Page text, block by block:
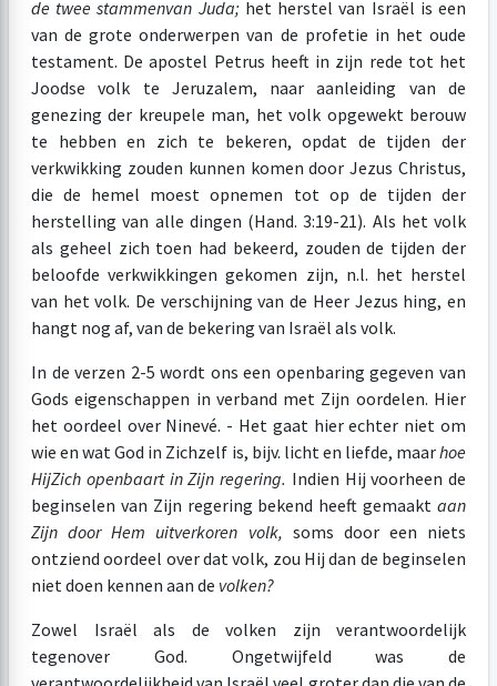
de twee stammenvan Juda; het herstel van Israël is een
van de grote onderwerpen van de profetie in het oude
testament. De apostel Petrus heeft in zijn rede tot het
Joodse volk te Jeruzalem, naar aanleiding van de
genezing der kreupele man, het volk opgewekt berouw
te hebben en zich te bekeren, opdat de tijden der
verkwikking zouden kunnen komen door Jezus Christus,
die de hemel moest opnemen tot op de tijden der
herstelling van alle dingen (Hand. 3:19-21). Als het volk
als geheel zich toen had bekeerd, zouden de tijden der
beloofde verkwikkingen gekomen zijn, n.l. het herstel
van het volk. De verschijning van de Heer Jezus hing, en
hangt nog af, van de bekering van Israël als volk.
In de verzen 2-5 wordt ons een openbaring gegeven van
Gods eigenschappen in verband met Zijn oordelen. Hier
het oordeel over Ninevé. - Het gaat hier echter niet om
wie en wat God in Zichzelf is, bijv. licht en liefde, maarhoe
HijZich openbaart in Zijn regering. Indien Hij voorheen de
beginselen van Zijn regering bekend heeft gemaakt aan
Zijn door Hem uitverkoren volk, soms door een niets
ontziend oordeel over dat volk, zou Hij dan de beginselen
niet doen kennen aan de volken?
Zowel Israël als de volken zijn verantwoordelijk
tegenover God. Ongetwijfeld was de